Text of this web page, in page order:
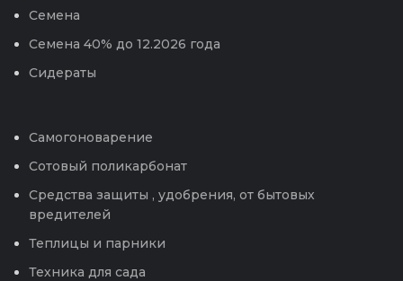
Семена
Семена 40% до 12.2026 года
Сидераты
Самогоноварение
Сотовый поликарбонат
Средства защиты , удобрения, от бытовых
вредителей
Теплицы и парники
Техника для сада